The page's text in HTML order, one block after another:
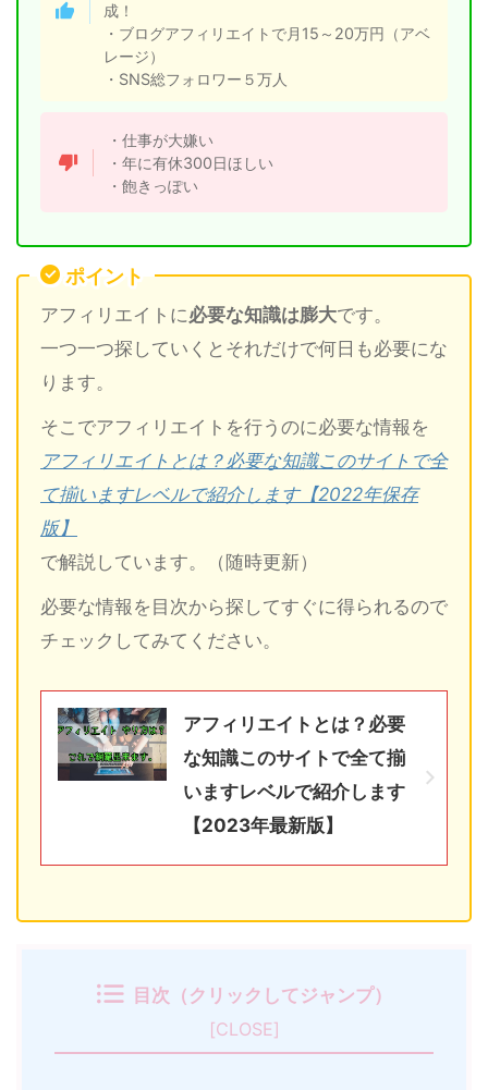
成！
・ブログアフィリエイトで月15～20万円（アベ
レージ）
・SNS総フォロワー５万人
・仕事が大嫌い
・年に有休300日ほしい
・飽きっぽい
ポイント
アフィリエイトに必要な知識は膨大です。
一つ一つ探していくとそれだけで何日も必要にな
ります。
そこでアフィリエイトを行うのに必要な情報を
アフィリエイトとは？必要な知識このサイトで全
て揃いますレベルで紹介します【2022年保存
版】
で解説しています。（随時更新）
必要な情報を目次から探してすぐに得られるので
チェックしてみてください。
アフィリエイトとは？必要
な知識このサイトで全て揃
いますレベルで紹介します
【2023年最新版】
目次（クリックしてジャンプ）
[CLOSE]